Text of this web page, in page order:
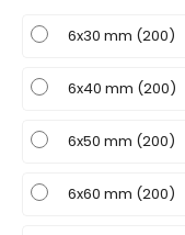
6x30 mm (200)
6x40 mm (200)
6x50 mm (200)
6x60 mm (200)